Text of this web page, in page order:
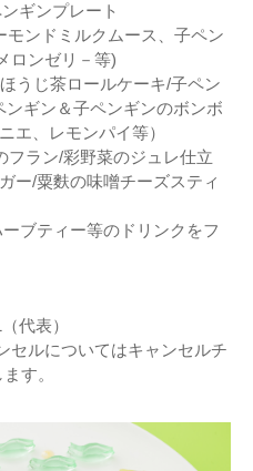
ギンプレート
ンドミルクムース、子ペン
ロンゼリ－等)
うじ茶ロールケーキ/子ペン
ギン＆子ペンギンのボンボ
エ、レモンパイ等）
フラン/彩野菜のジュレ仕立
ー/粟麩の味噌チーズスティ
ブティー等のドリンクをフ
代表）
ルについてはキャンセルチ
す。